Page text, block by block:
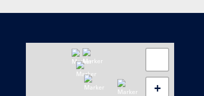
+